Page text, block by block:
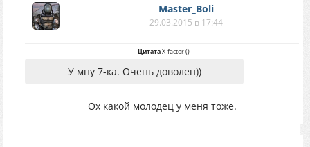
Master_Boli
29.03.2015 в 17:44
ЦитатаX-factor()
У мну 7-ка. Очень доволен))
Ох какой молодец у меня тоже.